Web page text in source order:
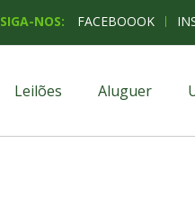
SIGA-NOS: FACEBOOOK
Leilões Aluguer